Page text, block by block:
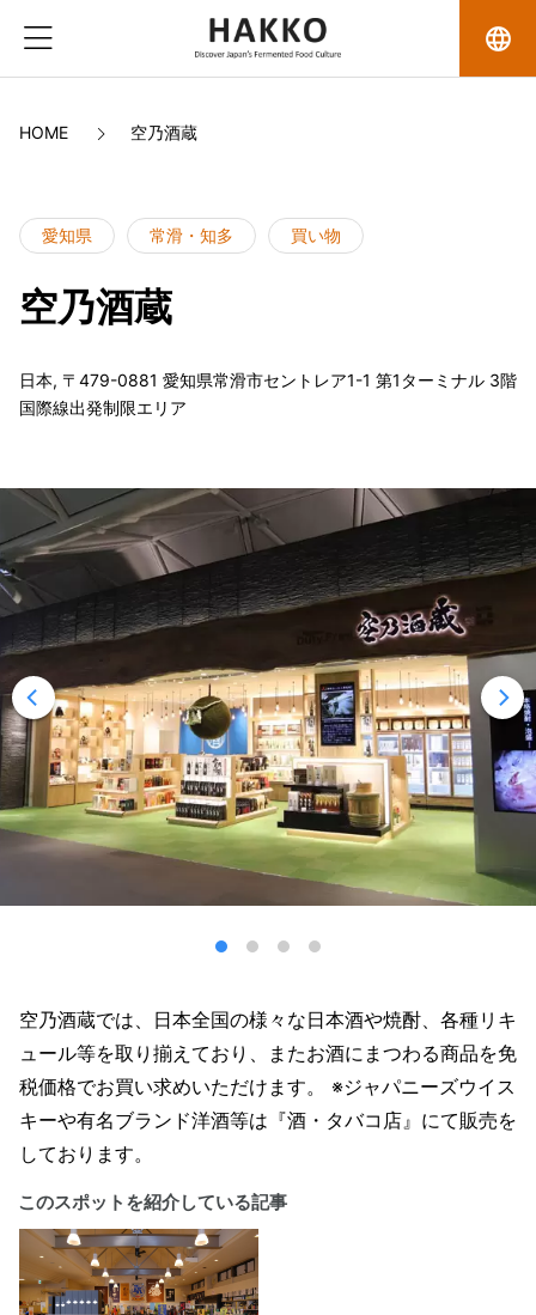
language
HOME 空乃酒蔵
愛知県 常滑・知多 買い物
空乃酒蔵
日本, 〒479-0881 愛知県常滑市セントレア1-1 第1ターミナル 3階
国際線出発制限エリア
空乃酒蔵では、日本全国の様々な日本酒や焼酎、各種リキ
ュール等を取り揃えており、またお酒にまつわる商品を免
税価格でお買い求めいただけます。 ※ジャパニーズウイス
キーや有名ブランド洋酒等は『酒・タバコ店』にて販売を
しております。
このスポットを紹介している記事